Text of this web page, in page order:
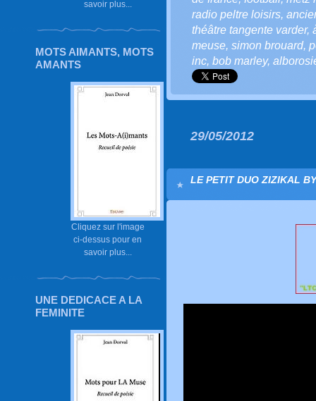
savoir plus...
MOTS AIMANTS, MOTS
AMANTS
Cliquez sur l'image
ci-dessus pour en
savoir plus...
UNE DEDICACE A LA
FEMINITE
radio peltre loisirs,
théâtre tangente varder,
meuse, simon brouard,
inc, bob marley,
29/05/2012
LE PETIT DUO ZIZIKAL